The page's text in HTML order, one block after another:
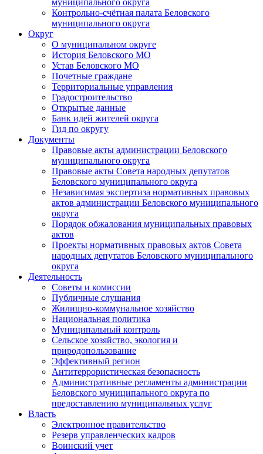
муниципального округа
Контрольно-счётная палата Беловского
муниципального округа
Округ
О муниципальном округе
История Беловского МО
Устав Беловского МО
Почетные граждане
Территориальные управления
Градостроительство
Открытые данные
Банк идей жителей округа
Гид по округу
Документы
Правовые акты администрации Беловского
муниципального округа
Правовые акты Совета народных депутатов
Беловского муниципального округа
Независимая экспертиза нормативных правовых
актов администрации Беловского муниципального
округа
Порядок обжалования муниципальных правовых
актов
Проекты нормативных правовых актов Совета
народных депутатов Беловского муниципального
округа
Деятельность
Советы и комиссии
Публичные слушания
Жилищно-коммунальное хозяйство
Национальная политика
Муниципальный контроль
Сельское хозяйство, экология и
природопользование
Эффективный регион
Антитеррористическая безопасность
Административные регламенты администрации
Беловского муниципального округа по
предоставлению муниципальных услуг
Власть
Электронное правительство
Резерв управленческих кадров
Воинский учет